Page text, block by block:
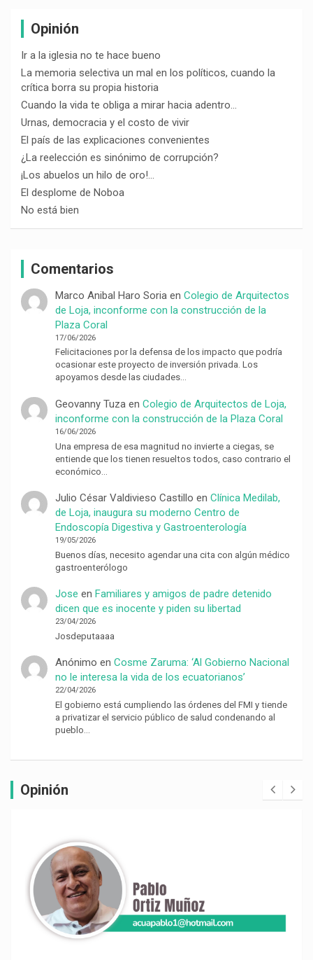
Opinión
Ir a la iglesia no te hace bueno
La memoria selectiva un mal en los políticos, cuando la
crítica borra su propia historia
Cuando la vida te obliga a mirar hacia adentro…
Urnas, democracia y el costo de vivir
El país de las explicaciones convenientes
¿La reelección es sinónimo de corrupción?
¡Los abuelos un hilo de oro!…
El desplome de Noboa
No está bien
Comentarios
Marco Anibal Haro Soriaen Colegio de Arquitectos
de Loja, inconforme con la construcción de la
Plaza Coral
17/06/2026
Felicitaciones por la defensa de los impacto que podría
ocasionar este proyecto de inversión privada. Los
apoyamos desde las ciudades…
Geovanny Tuzaen Colegio de Arquitectos de Loja,
inconforme con la construcción de la Plaza Coral
16/06/2026
Una empresa de esa magnitud no invierte a ciegas, se
entiende que los tienen resueltos todos, caso contrario el
económico…
Julio César Valdivieso Castillo en Clínica Medilab,
de Loja, inaugura su moderno Centro de
Endoscopía Digestiva y Gastroenterología
19/05/2026
Buenos días, necesito agendar una cita con algún médico
gastroenterólogo
Jose en Familiares y amigos de padre detenido
dicen que es inocente y piden su libertad
23/04/2026
Josdeputaaaa
Anónimo en Cosme Zaruma: ‘Al Gobierno Nacional
no le interesa la vida de los ecuatorianos’
22/04/2026
El gobierno está cumpliendo las órdenes del FMI y tiende
a privatizar el servicio público de salud condenando al
pueblo…
Opinión